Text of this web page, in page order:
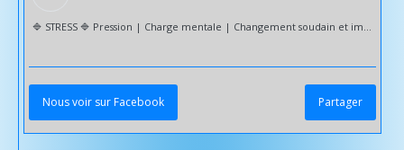
🔷️ STRESS 🔷️ Pression | Charge mentale | Changement soudain et imprévu... Le stress est une réaction naturelle SI celle-ci n'est pas excessive. Le stress dit positif déclenche la bonne montée d'adrénaline pour faire face à tout événement. Il nous stimule dans certaines situations du quotidien. 🔹️ En revanche, le stress négatif, nous empêche d'avancer et épuise nos ressources et notre santé. Le stress chronique peut entraîner : - Fatigue | Insomnie - Sautes d'humeur - Anxiété - Baisse de concentration - Risques cardiovasculaires - Augmentation de la pression artérielle - Système immunitaire affaibli - Prise ou perte de poids - Troubles digestifs | Brûlures d'estomac - Tensions musculaires | Douleurs - Perte de cheveux - Risque de dépression … Sud Sophrologie vous accompagne dans le cadre de la gestion de votre stress pour : ✅️ Lâcher prise ✅️ Développer vos capacités de détente et de récupération ✅️ Retrouver votre concentration et une efficacité dans votre quotidien ✅️ Meilleure gestion de vos priorités ✅️ Avancer sereinement dans votre vie ✅️ Une meilleure confiance en soi et en vos capacités ✅️ Apprendre des techniques rapides de détente ✅️ Trouver ou retrouver une relation au plaisir 🔹️ Chaque programme est unique et adapté à vos besoins. 🔹️ Mobilité réduite ou manque de temps --- Déplacement à domicile et/ou VISIO 🤳💻 Please Follow & Share 🙏 @followers Toutlemonde #
Nous voir sur Facebook Partager